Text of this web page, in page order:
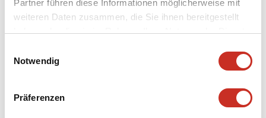
Partner führen diese Informationen möglicherweise mit
weiteren Daten zusammen, die Sie ihnen bereitgestellt
haben oder die sie im Rahmen Ihrer Nutzung der Dienste
Notwendig
Präferenzen
Die Zauberflöte (Kurzfassung)
1 Stunde 5 Minuten